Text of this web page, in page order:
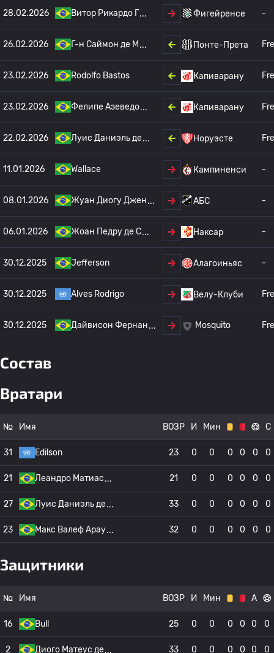
28.02.2026 Витор Рикардо Г Фигейренсе -
26.02.2026 Г-н Саймон де М Понте-Прета
23.02.2026 Rodolfo Bastos Капиварану
23.02.2026 Фелипе Азеведо Капиварану
22.02.2026 Луис Даниэль де Норуэсте
11.01.2026 Wallace Кампиненси -
08.01.2026 Жуан Диогу Джен АБС -
06.01.2026 Жоан Педру де С Наксар -
30.12.2025 Jefferson Алагоиньяс -
30.12.2025 Alves Rodrigo Велу-Клуби
30.12.2025 Дайвисон Фернан Mosquito
Состав
Вратари
№ Имя ВОЗР И Мин С
31 Edilson 23 0 0 0 0 0 0
21 Леандро Матиас 21 0 0 0 0 0 0
27 Луис Даниэль де 33 0 0 0 0 0 0
23 Макс Валеф Арау 32 0 0 0 0 0 0
Защитники
№ Имя ВОЗР И Мин А
16 Bull 25 0 0 0 0 0 0
2 Диого Матеус де 33 0 0 0 0 0 0